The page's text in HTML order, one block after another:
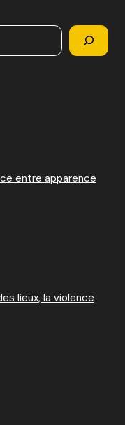
entre apparence
lieux, la violence